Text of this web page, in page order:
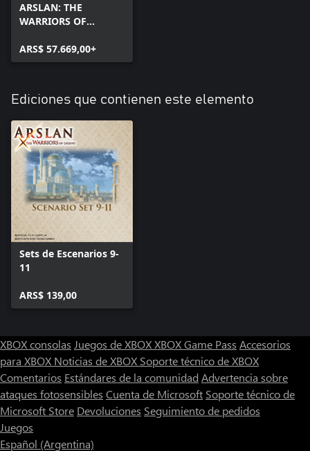
ARSLAN: THE
WARRIORS OF
ARS$ 57.669,00+
Ediciones que contienen este elemento
Sets de Escenarios 9-
11
ARS$ 139,00
XBOX consolas Juegos de XBOXXBOX Game Pass Accesorios
para XBOX Noticias de XBOX Soporte técnico de XBOX
Comentarios Estándares de la comunidad Advertencia sobre
ataques fotosensibles Cuenta de Microsoft Soporte técnico de
Microsoft Store Devoluciones Seguimiento de pedidos
Juegos
Español (Argentina)